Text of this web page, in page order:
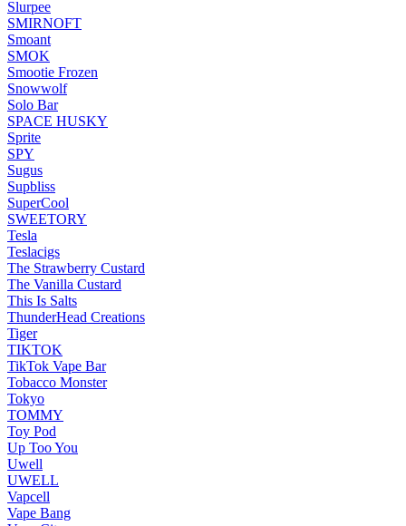
Slurpee
SMIRNOFT
Smoant
SMOK
Smootie Frozen
Snowwolf
Solo Bar
SPACE HUSKY
Sprite
SPY
Sugus
Supbliss
SuperCool
SWEETORY
Tesla
Teslacigs
The Strawberry Custard
The Vanilla Custard
This Is Salts
ThunderHead Creations
Tiger
TIKTOK
TikTok Vape Bar
Tobacco Monster
Tokyo
TOMMY
Toy Pod
Up Too You
Uwell
UWELL
Vapcell
Vape Bang